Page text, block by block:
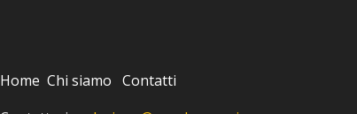
Home Chi siamo Contatti